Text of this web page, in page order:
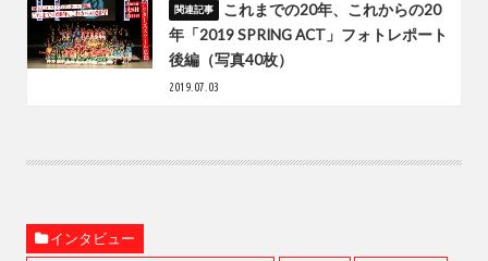
これまでの20年、これからの20
年「2019 SPRING ACT」フォトレポート
後編（写真40枚）
2019.07.03
インタビュー